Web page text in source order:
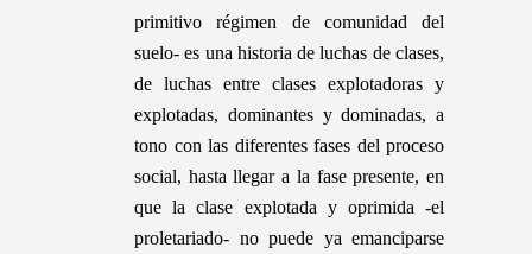
primitivo régimen de comunidad del
suelo- es una historia de luchas de clases,
de luchas entre clases explotadoras y
explotadas, dominantes y dominadas, a
tono con las diferentes fases del proceso
social, hasta llegar a la fase presente, en
que la clase explotada y oprimida -el
proletariado- no puede ya emanciparse